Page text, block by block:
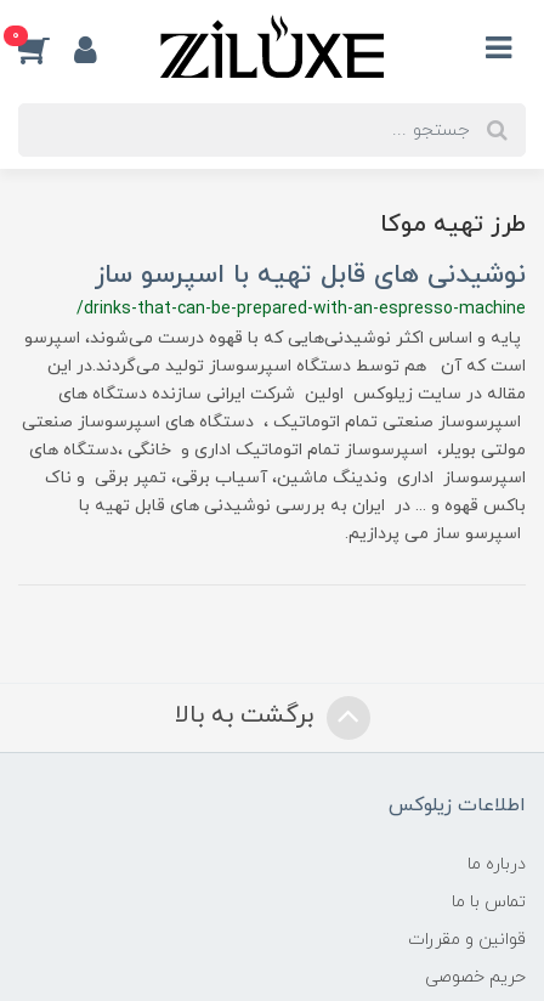
0
طرز تهیه موکا
نوشیدنی های قابل تهیه با اسپرسو ساز
/drinks-that-can-be-prepared-with-an-espresso-machine
پایه و اساس اکثر نوشیدنی‌هایی که با قهوه درست می‌شوند، اسپرسو
است که آن هم توسط دستگاه اسپرسوساز تولید می‌گردند.در این
مقاله در سایت زیلوکس اولین شرکت ایرانی سازنده دستگاه های
اسپرسوساز صنعتی تمام اتوماتیک ، دستگاه های اسپرسوساز صنعتی
مولتی بویلر، اسپرسوساز تمام اتوماتیک اداری و خانگی ،دستگاه های
اسپرسوساز اداری وندینگ ماشین، آسیاب برقی، تمپر برقی و ناک
باکس قهوه و ... در ایران به بررسی نوشیدنی های قابل تهیه با
اسپرسو ساز می پردازیم.
برگشت به بالا
اطلاعات زیلوکس
درباره ما
تماس با ما
قوانین و مقررات
حریم خصوصی